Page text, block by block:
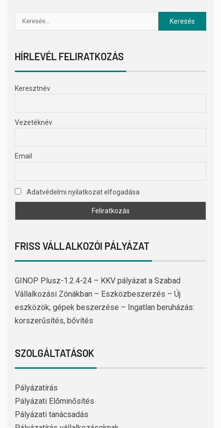
HÍRLEVÉL FELIRATKOZÁS
Keresztnév
Vezetéknév
Email
Adatvédelmi nyilatkozat elfogadása
FRISS VÁLLALKOZÓI PÁLYÁZAT
GINOP Plusz-1.2.4-24 – KKV pályázat a Szabad
Vállalkozási Zónákban – Eszközbeszerzés – Új
eszközök, gépek beszerzése – Ingatlan beruházás:
korszerűsítés, bővítés
SZOLGÁLTATÁSOK
Pályázatírás
Pályázati Előminősítés
Pályázati tanácsadás